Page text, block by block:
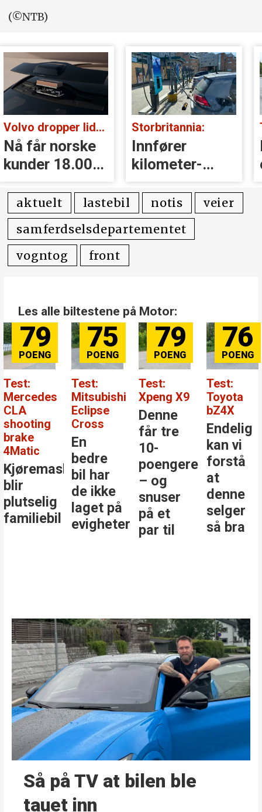
(©NTB)
Volvo dropper lidar for godt:
Nå får norske
kunder 18.000
kr i erstatning
Storbritannia:
Innfører
kilometer­
avgift for
elbiler
aktuelt lastebil notis
veier
samferdselsdepartementet
vogntog
front
Les alle biltestene på Motor:
79
Test:
Mercedes
CLA
shooting
brake
4Matic
Kjøremaskinen
blir
plutselig
familiebil
75
Test:
Mitsubishi
Eclipse
Cross
En
bedre
bil har
de ikke
laget på
evigheter
79
Test:
Xpeng X9
Denne
får tre
10-
poengere
– og
snuser
på et
par til
76
Test:
Toyota
bZ4X
Endelig
kan vi
forstå
at
denne
selger
så bra
Så på TV at bilen ble
tauet inn